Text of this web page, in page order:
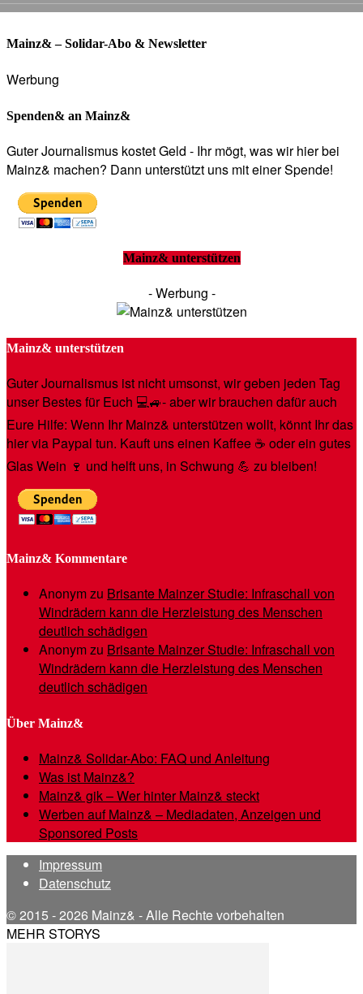
Mainz& – Solidar-Abo & Newsletter
Werbung
Spenden& an Mainz&
Guter Journalismus kostet Geld - Ihr mögt, was wir hier bei
Mainz& machen? Dann unterstützt uns mit einer Spende!
Mainz& unterstützen
- Werbung -
Mainz& unterstützen
Guter Journalismus ist nicht umsonst, wir geben jeden Tag
unser Bestes für Euch 💻🚙- aber wir brauchen dafür auch
Eure Hilfe: Wenn Ihr Mainz& unterstützen wollt, könnt Ihr das
hier via Paypal tun. Kauft uns einen Kaffee ☕️ oder ein gutes
Glas Wein 🍷 und helft uns, in Schwung 💪 zu bleiben!
Mainz& Kommentare
Anonymzu Brisante Mainzer Studie: Infraschall von
Windrädern kann die Herzleistung des Menschen
deutlich schädigen
Anonymzu Brisante Mainzer Studie: Infraschall von
Windrädern kann die Herzleistung des Menschen
deutlich schädigen
Über Mainz&
Mainz& Solidar-Abo: FAQ und Anleitung
Was ist Mainz&?
Mainz& gik – Wer hinter Mainz& steckt
Werben auf Mainz& – Mediadaten, Anzeigen und
Sponsored Posts
Impressum
Datenschutz
© 2015 - 2026 Mainz& - Alle Rechte vorbehalten
MEHR STORYS